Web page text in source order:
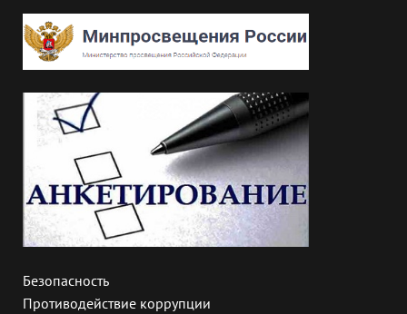
Безопасность
Противодействие коррупции